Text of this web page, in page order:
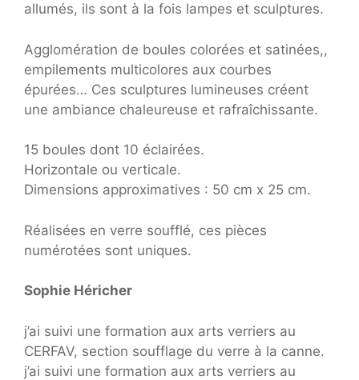
allumés, ils sont à la fois lampes et sculptures.
Agglomération de boules colorées et satinées,,
empilements multicolores aux courbes
épurées… Ces sculptures lumineuses créent
une ambiance chaleureuse et rafraîchissante.
15 boules dont 10 éclairées.
Horizontale ou verticale.
Dimensions approximatives : 50 cm x 25 cm.
Réalisées en verre soufflé, ces pièces
numérotées sont uniques.
Sophie Héricher
j’ai suivi une formation aux arts verriers au
CERFAV, section soufflage du verre à la canne.
j’ai suivi une formation aux arts verriers au